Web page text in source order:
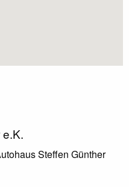
Steffen Günther